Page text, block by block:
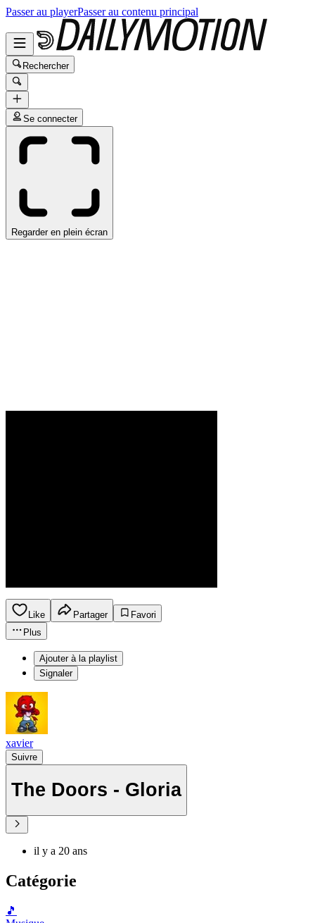
Passer au playerPasser au contenu principal
Rechercher
Se connecter
Regarder en plein écran
Like Partager
Favori
Plus
Ajouter à la playlist
Signaler
xavier
Suivre
The Doors - Gloria
il y a 20 ans
Catégorie
🎵